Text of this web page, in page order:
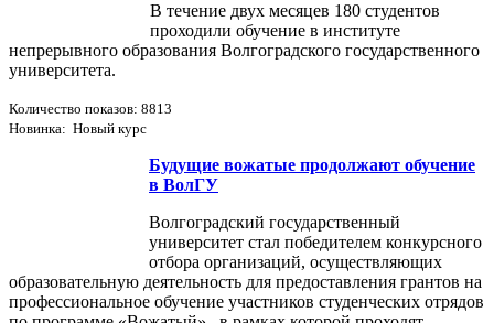
В течение двух месяцев 180 студентов
проходили обучение в институте
непрерывного образования Волгоградского государственного
университета.
Количество показов: 8813
Новинка: Новый курс
Будущие вожатые продолжают обучение
в ВолГУ
Волгоградский государственный
университет стал победителем конкурсного
отбора организаций, осуществляющих
образовательную деятельность для предоставления грантов на
профессиональное обучение участников студенческих отрядов